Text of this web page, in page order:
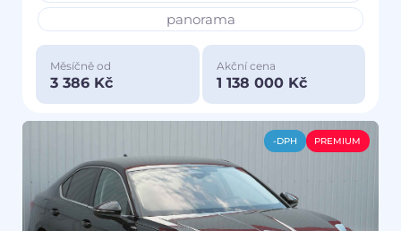
panorama
Měsíčně od
3 386 Kč
Akční cena
1 138 000 Kč
-DPH PREMIUM